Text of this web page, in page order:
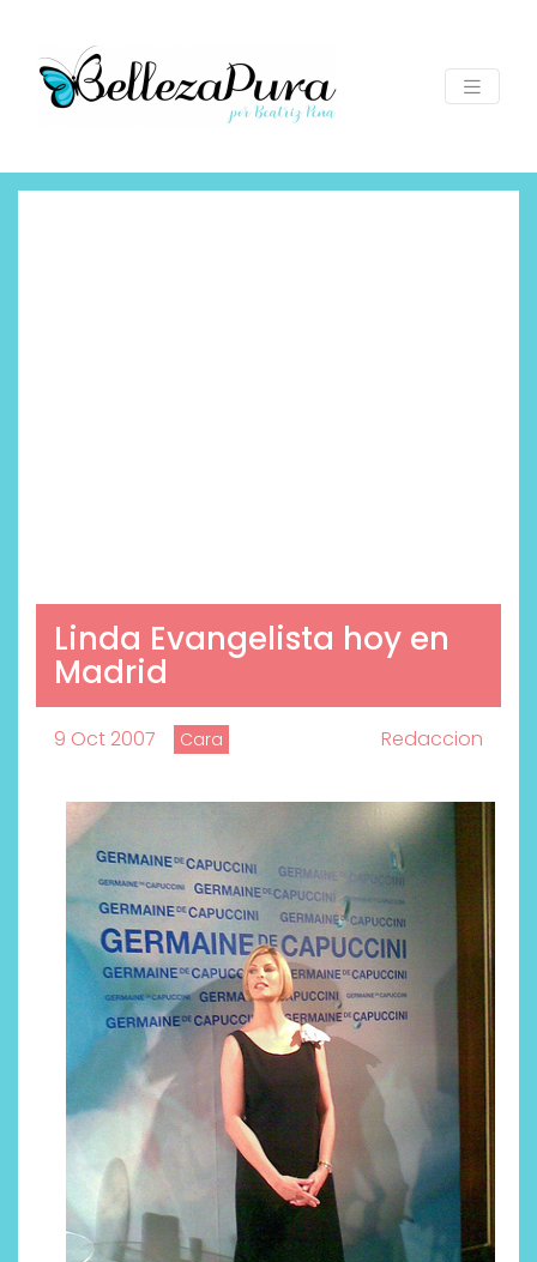
Linda Evangelista hoy en
Madrid
9 Oct 2007 Cara Redaccion